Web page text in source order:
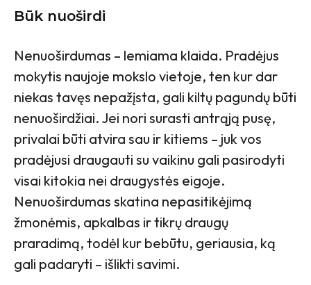
Būk nuoširdi
Nenuoširdumas – lemiama klaida. Pradėjus
mokytis naujoje mokslo vietoje, ten kur dar
niekas tavęs nepažįsta, gali kiltų pagundų būti
nenuoširdžiai. Jei nori surasti antrąją pusę,
privalai būti atvira sau ir kitiems – juk vos
pradėjusi draugauti su vaikinu gali pasirodyti
visai kitokia nei draugystės eigoje.
Nenuoširdumas skatina nepasitikėjimą
žmonėmis, apkalbas ir tikrų draugų
praradimą, todėl kur bebūtu, geriausia, ką
gali padaryti – išlikti savimi.